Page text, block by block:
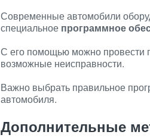
Современные автомобили
специальное программное
С его помощью можно провести
возможные неисправности.
Важно выбрать правильное
автомобиля.
Дополнительные